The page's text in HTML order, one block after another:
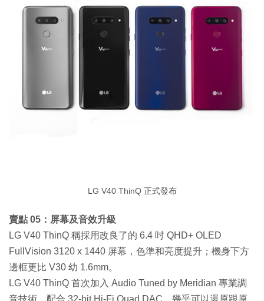
LG V40 ThinQ 正式發布
賣點 05：屏幕及音效升級
LG V40 ThinQ 稱採用改良了的 6.4 吋 QHD+ OLED
FullVision 3120 x 1440 屏幕，色準和亮度提升；機身下方
邊框更比 V30 幼 1.6mm。
LG V40 ThinQ 首次加入 Audio Tuned by Meridian 專業調
音技術，配合 32-bit Hi-Fi Quad DAC，幾乎可以還原跟原